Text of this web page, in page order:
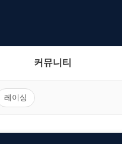
커뮤니티
레이싱